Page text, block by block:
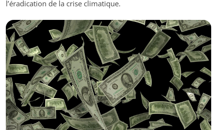
l’éradication de la crise climatique.